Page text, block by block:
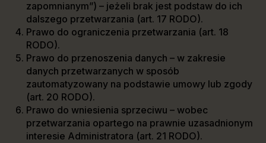
zapomnianym”) – jeżeli brak jest podstaw do ich
dalszego przetwarzania (art. 17 RODO).
Prawo do ograniczenia przetwarzania (art. 18
RODO).
Prawo do przenoszenia danych – w zakresie
danych przetwarzanych w sposób
zautomatyzowany na podstawie umowy lub zgody
(art. 20 RODO).
Prawo do wniesienia sprzeciwu – wobec
przetwarzania opartego na prawnie uzasadnionym
interesie Administratora (art. 21 RODO).